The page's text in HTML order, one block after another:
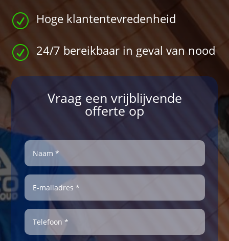
R Hoge klantentevredenheid
R 24/7 bereikbaar in geval van nood
Vraag een vrijblijvende
offerte op